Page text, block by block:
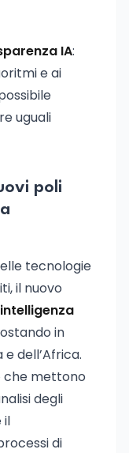
IA:
e ai
uguali
poli
tecnologie
il nuovo
in
dell’Africa.
che mettono
degli
il
di